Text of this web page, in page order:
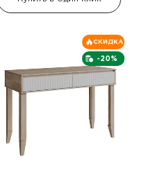
-20%
СКИДКА